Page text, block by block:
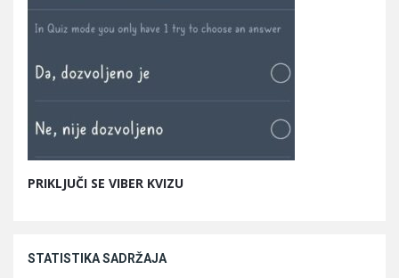
PRIKLJUČI SE VIBER KVIZU
STATISTIKA SADRŽAJA